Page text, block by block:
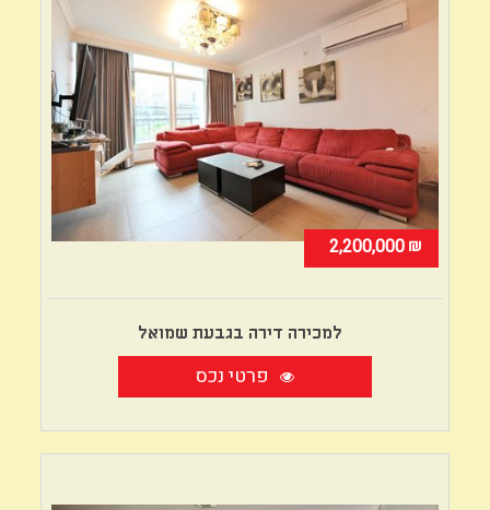
2,200,000 ₪
למכירה דירה בגבעת שמואל
פרטי נכס